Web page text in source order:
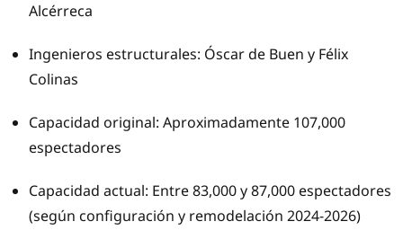
Alcérreca
Ingenieros estructurales: Óscar de Buen y Félix
Colinas
Capacidad original: Aproximadamente 107,000
espectadores
Capacidad actual: Entre 83,000 y 87,000 espectadores
(según configuración y remodelación 2024-2026)